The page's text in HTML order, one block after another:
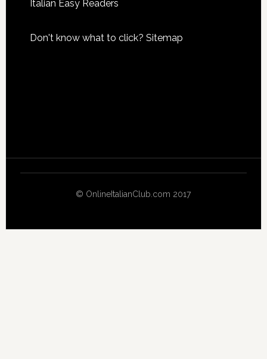
Italian Easy Readers
Don't know what to click? Sitemap
© OnlineItalianClub.com 2017